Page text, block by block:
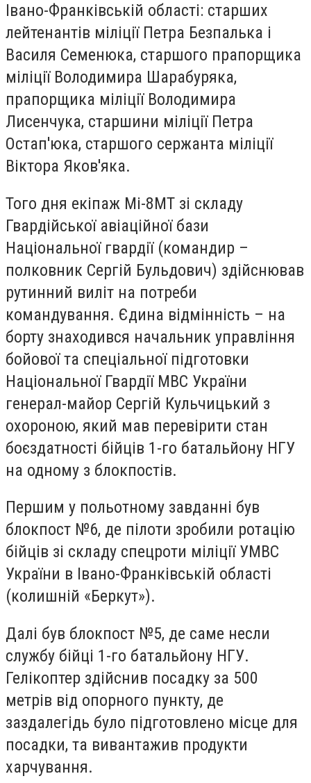
Івано-Франківській області: старших
лейтенантів міліції Петра Безпалька і
Василя Семенюка, старшого прапорщика
міліції Володимира Шарабуряка,
прапорщика міліції Володимира
Лисенчука, старшини міліції Петра
Остап'юка, старшого сержанта міліції
Віктора Яков'яка.
Того дня екіпаж Мі-8МТ зі складу
Гвардійської авіаційної бази
Національної гвардії (командир –
полковник Сергій Бульдович) здійснював
рутинний виліт на потреби
командування. Єдина відмінність – на
борту знаходився начальник управління
бойової та спеціальної підготовки
Національної Гвардії МВС України
генерал-майор Сергій Кульчицький з
охороною, який мав перевірити стан
боєздатності бійців 1-го батальйону НГУ
на одному з блокпостів.
Першим у польотному завданні був
блокпост №6, де пілоти зробили ротацію
бійців зі складу спецроти міліції УМВС
України в Івано-Франківській області
(колишній «Беркут»).
Далі був блокпост №5, де саме несли
службу бійці 1-го батальйону НГУ.
Гелікоптер здійснив посадку за 500
метрів від опорного пункту, де
заздалегідь було підготовлено місце для
посадки, та вивантажив продукти
харчування.